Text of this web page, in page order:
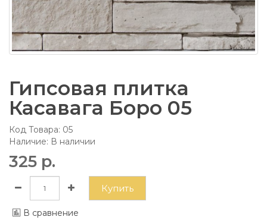
Гипсовая плитка
Касавага Боро 05
Код Товара: 05
Наличие: В наличии
325 р.
Купить
В сравнение